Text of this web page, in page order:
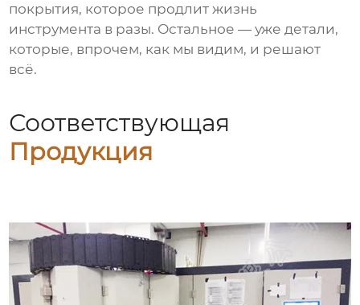
покрытия, которое продлит жизнь
инструмента в разы. Остальное — уже детали,
которые, впрочем, как мы видим, и решают
всё.
Соответствующая
Продукция